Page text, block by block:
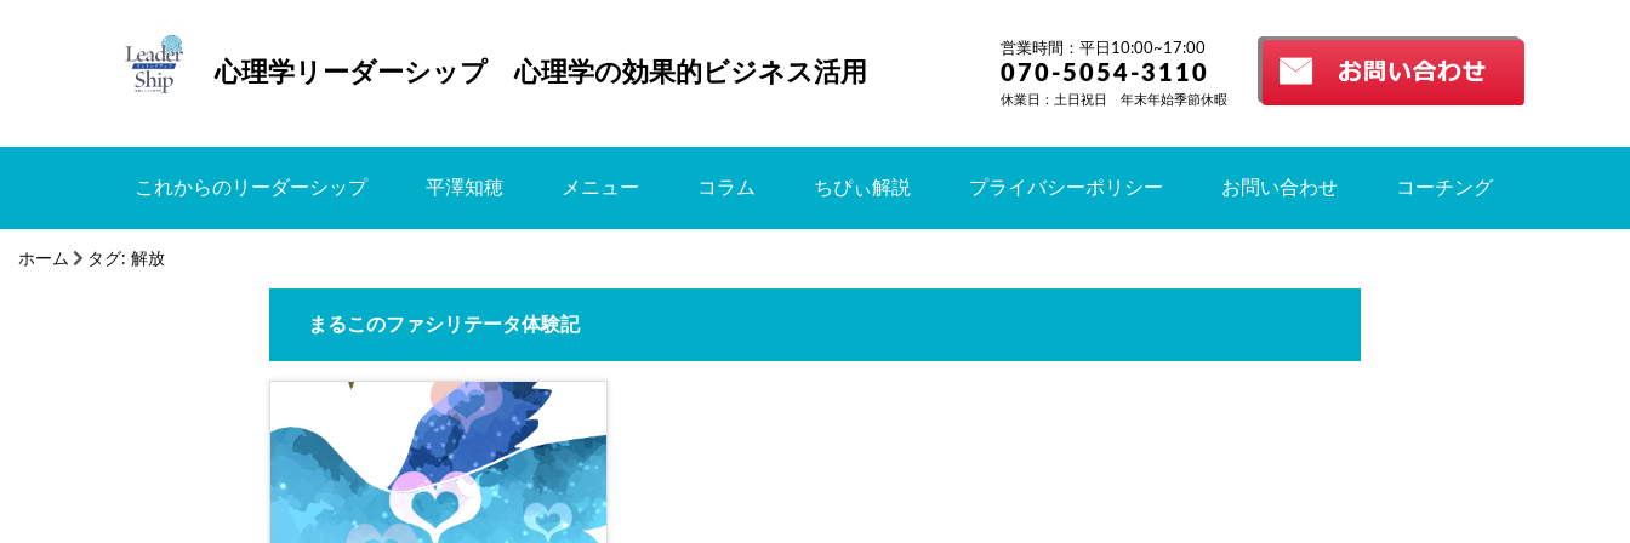
心理学リーダーシップ 心理学の効果的ビジネス活用
営業時間：平日10:00~17:00
070-5054-3110
休業日：土日祝日 年末年始季節休暇
これからのリーダーシップ 平澤知穂 メニュー コラム ちぴぃ解説 プライバシーポリシー お問い合わせ コーチング
ホーム タグ: 解放
まるこのファシリテータ体験記